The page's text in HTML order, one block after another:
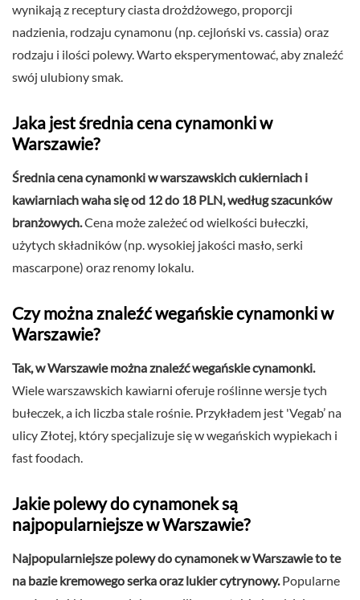
wynikają z receptury ciasta drożdżowego, proporcji
nadzienia, rodzaju cynamonu (np. cejloński vs. cassia) oraz
rodzaju i ilości polewy. Warto eksperymentować, aby znaleźć
swój ulubiony smak.
Jaka jest średnia cena cynamonki w
Warszawie?
Średnia cena cynamonki w warszawskich cukierniach i
kawiarniach waha się od 12 do 18 PLN, według szacunków
branżowych.Cena może zależeć od wielkości bułeczki,
użytych składników (np. wysokiej jakości masło, serki
mascarpone) oraz renomy lokalu.
Czy można znaleźć wegańskie cynamonki w
Warszawie?
Tak, w Warszawie można znaleźć wegańskie cynamonki.
Wiele warszawskich kawiarni oferuje roślinne wersje tych
bułeczek, a ich liczba stale rośnie. Przykładem jest 'Vegab’ na
ulicy Złotej, który specjalizuje się w wegańskich wypiekach i
fast foodach.
Jakie polewy do cynamonek są
najpopularniejsze w Warszawie?
Najpopularniejsze polewy do cynamonek w Warszawie to te
na bazie kremowego serka oraz lukier cytrynowy.Popularne